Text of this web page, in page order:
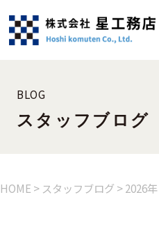
BLOG
スタッフブログ
HOME > スタッフブログ >2026年